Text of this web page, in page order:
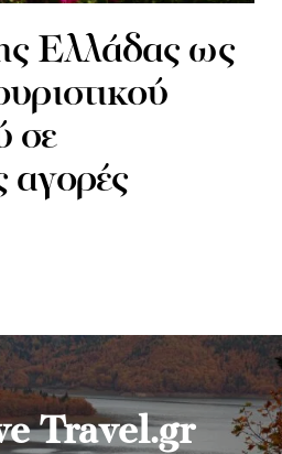
Ελλάδας ως
σε
αγορές
Travel.gr